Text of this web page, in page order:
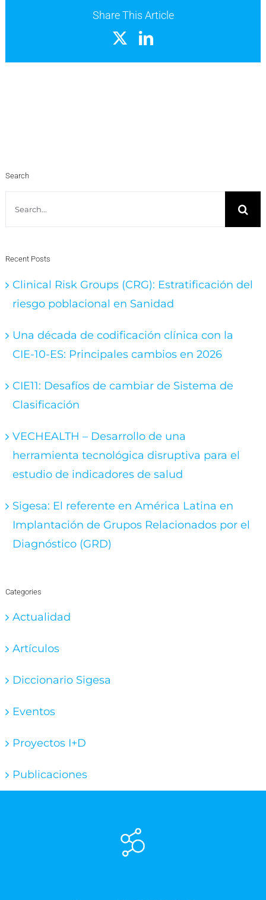
Share This Article
LinkedIn
Search
Recent Posts
Clinical Risk Groups (CRG): Estratificación del
riesgo poblacional en Sanidad
Una década de codificación clínica con la
CIE-10-ES: Principales cambios en 2026
CIE11: Desafíos de cambiar de Sistema de
Clasificación
VECHEALTH – Desarrollo de una
herramienta tecnológica disruptiva para el
estudio de indicadores de salud
Sigesa: El referente en América Latina en
Implantación de Grupos Relacionados por el
Diagnóstico (GRD)
Categories
Actualidad
Artículos
Diccionario Sigesa
Eventos
Proyectos I+D
Publicaciones